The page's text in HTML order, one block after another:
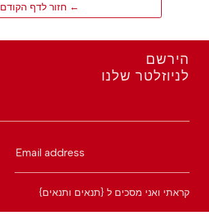
← חזור לדף הקודם
הירשם
לניוזלטר שלנו
Email address
קראתי ואני מסכים ל {תנאים ותנאים}